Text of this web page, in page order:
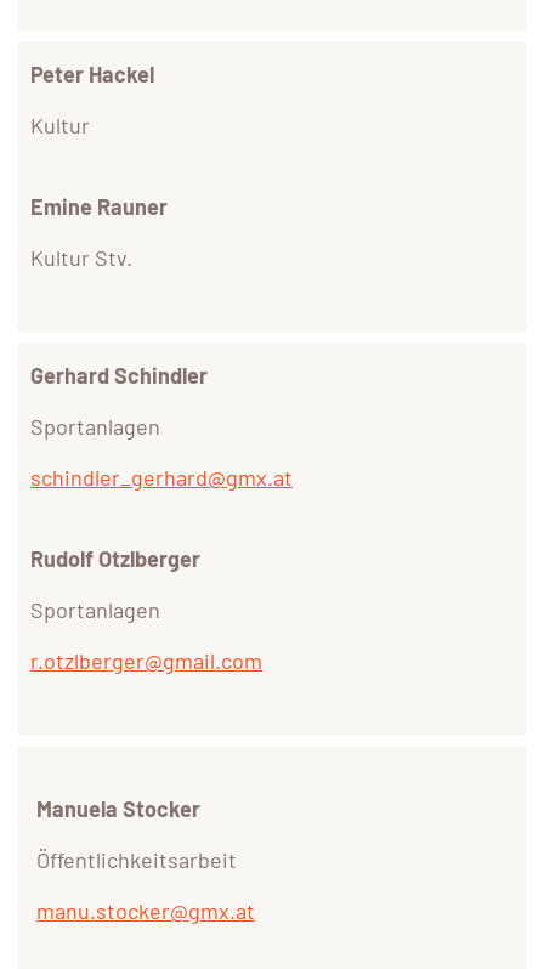
Peter Hackel
Kultur
Emine Rauner
Kultur Stv.
Gerhard Schindler
Sportanlagen
schindler_gerhard@gmx.at
Rudolf Otzlberger
Sportanlagen
r.otzlberger@gmail.com
Manuela Stocker
Öffentlichkeitsarbeit
manu.stocker@gmx.at